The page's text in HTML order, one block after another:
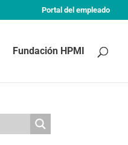
Portal del empleado
Fundación HPMI